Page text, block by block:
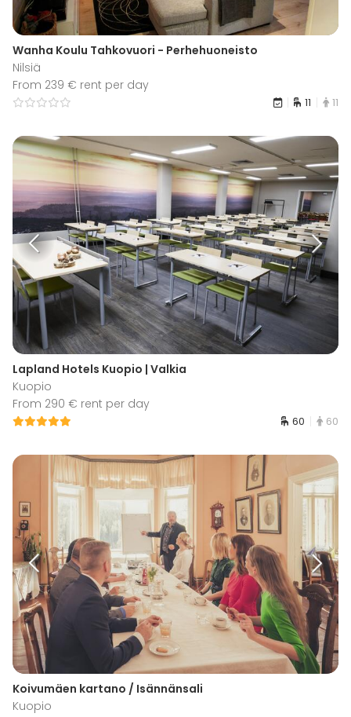
Wanha Koulu Tahkovuori - Perhehuoneisto
Nilsiä
From 239 € rent per day
11 11
Lapland Hotels Kuopio | Valkia
Kuopio
From 290 € rent per day
60 60
Koivumäen kartano / Isännänsali
Kuopio